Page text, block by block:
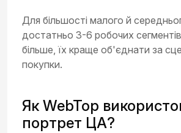
Для більшості малого й
достатньо 3-6 робочих
більше, їх краще об'єднати за
покупки.
Як WebTop
портрет ЦА?